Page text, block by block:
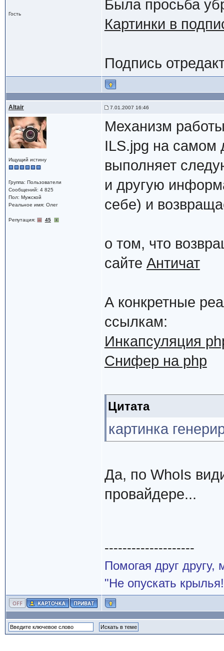
Гость
Была просьба
Картинки в
Подпись
Altair 7.01.2007 16:46
Ищущий истину
Группа: Пользователи
Сообщений: 4 825
Пол: Мужской
Реальное имя: Олег
Репутация: 45
Механизм
ILS.jpg на самом
выполняет
и другую
себе) и
о том, что
сайте Античат
А конкретные
ссылкам:
Инкапсуляция
Снифер на php
Цитата
картинка
Да, по WhoIs
провайдере...
--------------------
Помогая друг
"Не опускать